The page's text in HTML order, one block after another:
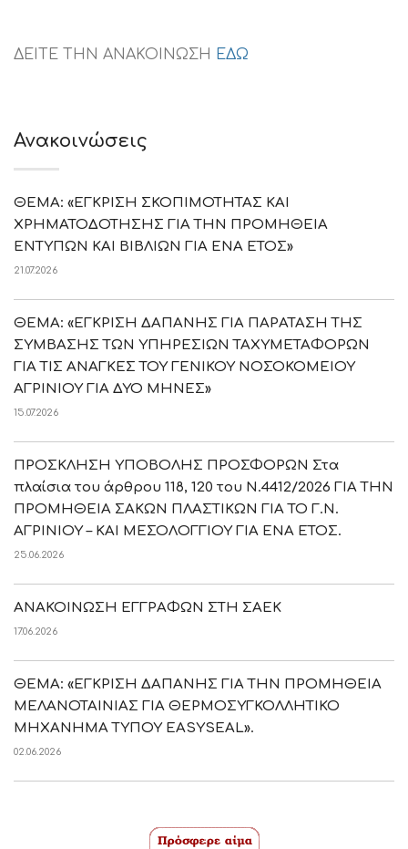
ΔΕΙΤΕ ΤΗΝ ΑΝΑΚΟΙΝΩΣΗ ΕΔΩ
Ανακοινώσεις
ΘΕΜΑ: «ΕΓΚΡΙΣΗ ΣΚΟΠΙΜΟΤΗΤΑΣ ΚΑΙ
ΧΡΗΜΑΤΟΔΟΤΗΣΗΣ ΓΙΑ ΤΗΝ ΠΡΟΜΗΘΕΙΑ
ΕΝΤΥΠΩΝ ΚΑΙ ΒΙΒΛΙΩΝ ΓΙΑ ΕΝΑ ΕΤΟΣ»
21.07.2026
ΘΕΜΑ: «ΕΓΚΡΙΣΗ ΔΑΠΑΝΗΣ ΓΙΑ ΠΑΡΑΤΑΣΗ ΤΗΣ
ΣΥΜΒΑΣΗΣ ΤΩΝ ΥΠΗΡΕΣΙΩΝ ΤΑΧΥΜΕΤΑΦΟΡΩΝ
ΓΙΑ ΤΙΣ ΑΝΑΓΚΕΣ ΤΟΥ ΓΕΝΙΚΟΥ ΝΟΣΟΚΟΜΕΙΟΥ
ΑΓΡΙΝΙΟΥ ΓΙΑ ΔΥΟ ΜΗΝΕΣ»
15.07.2026
ΠΡΟΣΚΛΗΣΗ ΥΠΟΒΟΛΗΣ ΠΡΟΣΦΟΡΩΝ Στα
πλαίσια του άρθρου 118, 120 του Ν.4412/2026 ΓΙΑ ΤΗΝ
ΠΡΟΜΗΘΕΙΑ ΣΑΚΩΝ ΠΛΑΣΤΙΚΩΝ ΓΙΑ ΤΟ Γ.Ν.
ΑΓΡΙΝΙΟΥ – ΚΑΙ ΜΕΣΟΛΟΓΓΙΟΥ ΓΙΑ ΕΝΑ ΕΤΟΣ.
25.06.2026
ΑΝΑΚΟΙΝΩΣΗ ΕΓΓΡΑΦΩΝ ΣΤΗ ΣΑΕΚ
17.06.2026
ΘΕΜΑ: «ΕΓΚΡΙΣΗ ΔΑΠΑΝΗΣ ΓΙΑ ΤΗΝ ΠΡΟΜΗΘΕΙΑ
ΜΕΛΑΝΟΤΑΙΝΙΑΣ ΓΙΑ ΘΕΡΜΟΣΥΓΚΟΛΛΗΤΙΚΟ
ΜΗΧΑΝΗΜΑ ΤΥΠΟΥ EASYSEAL».
02.06.2026